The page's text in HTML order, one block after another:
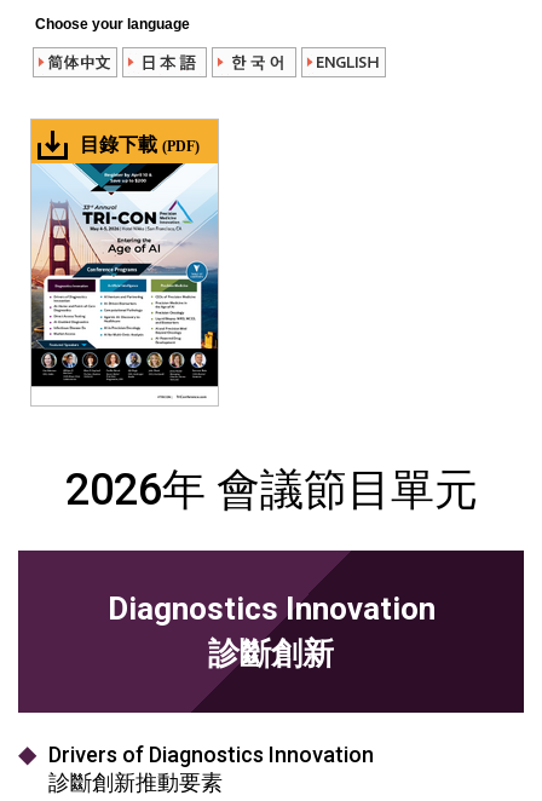
Choose your language
目錄下載 (PDF)
2026年 會議節目單元
Diagnostics Innovation
診斷創新
Drivers of Diagnostics Innovation
診斷創新推動要素